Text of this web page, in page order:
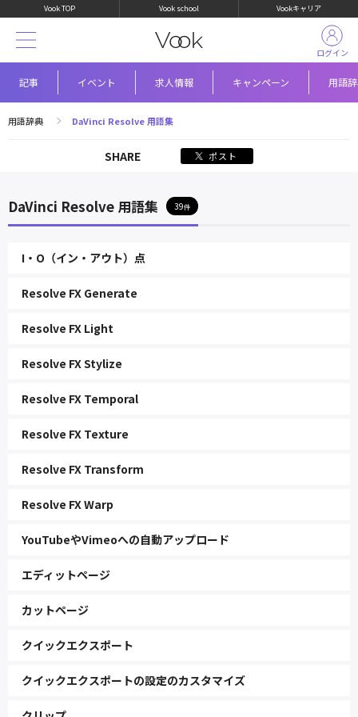
Vook TOP Vook school Vookキャリア
記事 イベント 求人情報 キャンペーン 用語
ログイン
用語辞典 DaVinci Resolve 用語集
SHARE ポスト
DaVinci Resolve 用語集 39
I・O（イン・アウト）点
Resolve FX Generate
Resolve FX Light
Resolve FX Stylize
Resolve FX Temporal
Resolve FX Texture
Resolve FX Transform
Resolve FX Warp
YouTubeやVimeoへの自動アップロード
エディットページ
カットページ
クイックエクスポート
クイックエクスポートの設定のカスタマイズ